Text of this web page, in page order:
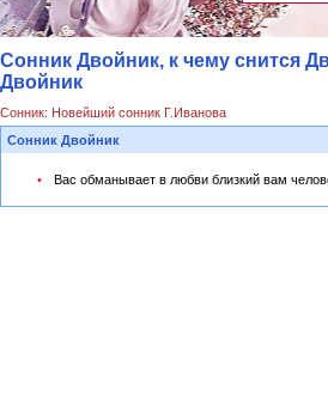
Сонник Двойник, к чему снится
Двойник
Сонник: Новейший сонник Г.Иванова
Сонник Двойник
Вас обманывает в любви близкий вам